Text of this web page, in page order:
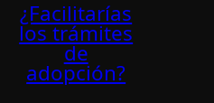
¿Facilitarí­as
los trámites
de
adopción?